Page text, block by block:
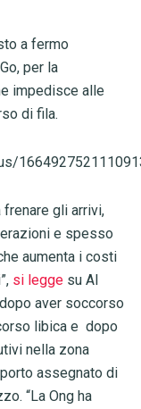
a fermo
per la
impedisce alle
di fila.
frenare gli arrivi,
e spesso
aumenta i costi
si leggesu Al
aver soccorso
libica e dopo
nella zona
assegnato di
“La Ong ha